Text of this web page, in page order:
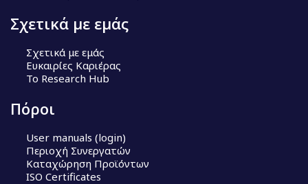
Σχετικά με εμάς
Σχετικά με εμάς
Ευκαιρίες Καριέρας
Το Research Hub
Πόροι
User manuals (login)
Περιοχή Συνεργατών
Καταχώρηση Προϊόντων
ISO Certificates